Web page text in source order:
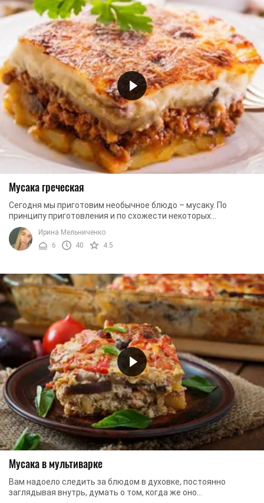
Мусака греческая
Сегодня мы приготовим необычное блюдо – мусаку. По
принципу приготовления и по схожести некоторых
ингредиентов мусака напоминает лазанью, но это два ...
Ирина Мельниченко
6
40 4.5
Мусака в мультиварке
Вам надоело следить за блюдом в духовке, постоянно
заглядывая внутрь, думать о том, когда же оно